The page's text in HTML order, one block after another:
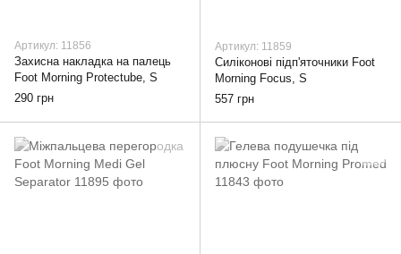
Артикул: 11856
Захисна накладка на палець
Foot Morning Protectube, S
290 грн
Артикул: 11859
Силіконові підп'яточники Foot
Morning Focus, S
557 грн